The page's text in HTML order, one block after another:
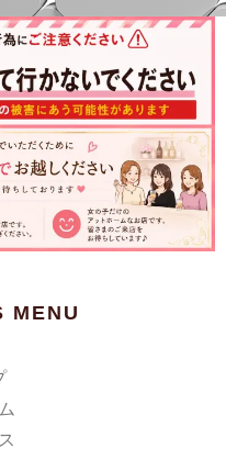
MENU